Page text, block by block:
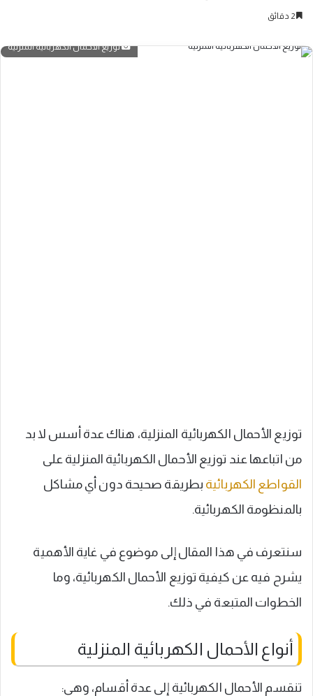
توزيع الأحمال الكهربائية المنزلية
توزيع الأحمال الكهربائية المنزلية، هناك عدة أسس لا بد
من اتباعها عند توزيع الأحمال الكهربائية المنزلية على
القواطع الكهربائية بطريقة صحيحة دون أي مشاكل
بالمنظومة الكهربائية.
سنتعرف في هذا المقال إلى موضوع في غاية الأهمية
يشرح فيه عن كيفية توزيع الأحمال الكهربائية، وما
الخطوات المتبعة في ذلك.
أنواع الأحمال الكهربائية المنزلية
تنقسم الأحمال الكهربائية إلى عدة أقسام، وهي: